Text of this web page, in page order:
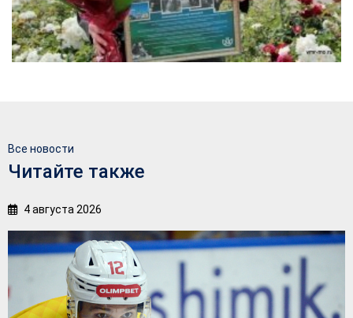
Все новости
Читайте также
4 августа 2026